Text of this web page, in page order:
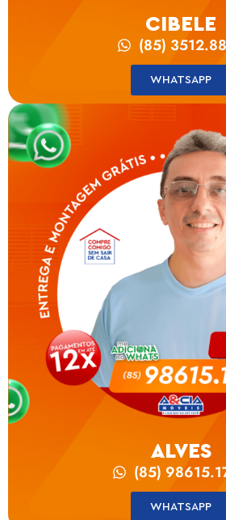
CIBELE
(85)
WHATSAPP
ALVES
(85)
WHATSAPP